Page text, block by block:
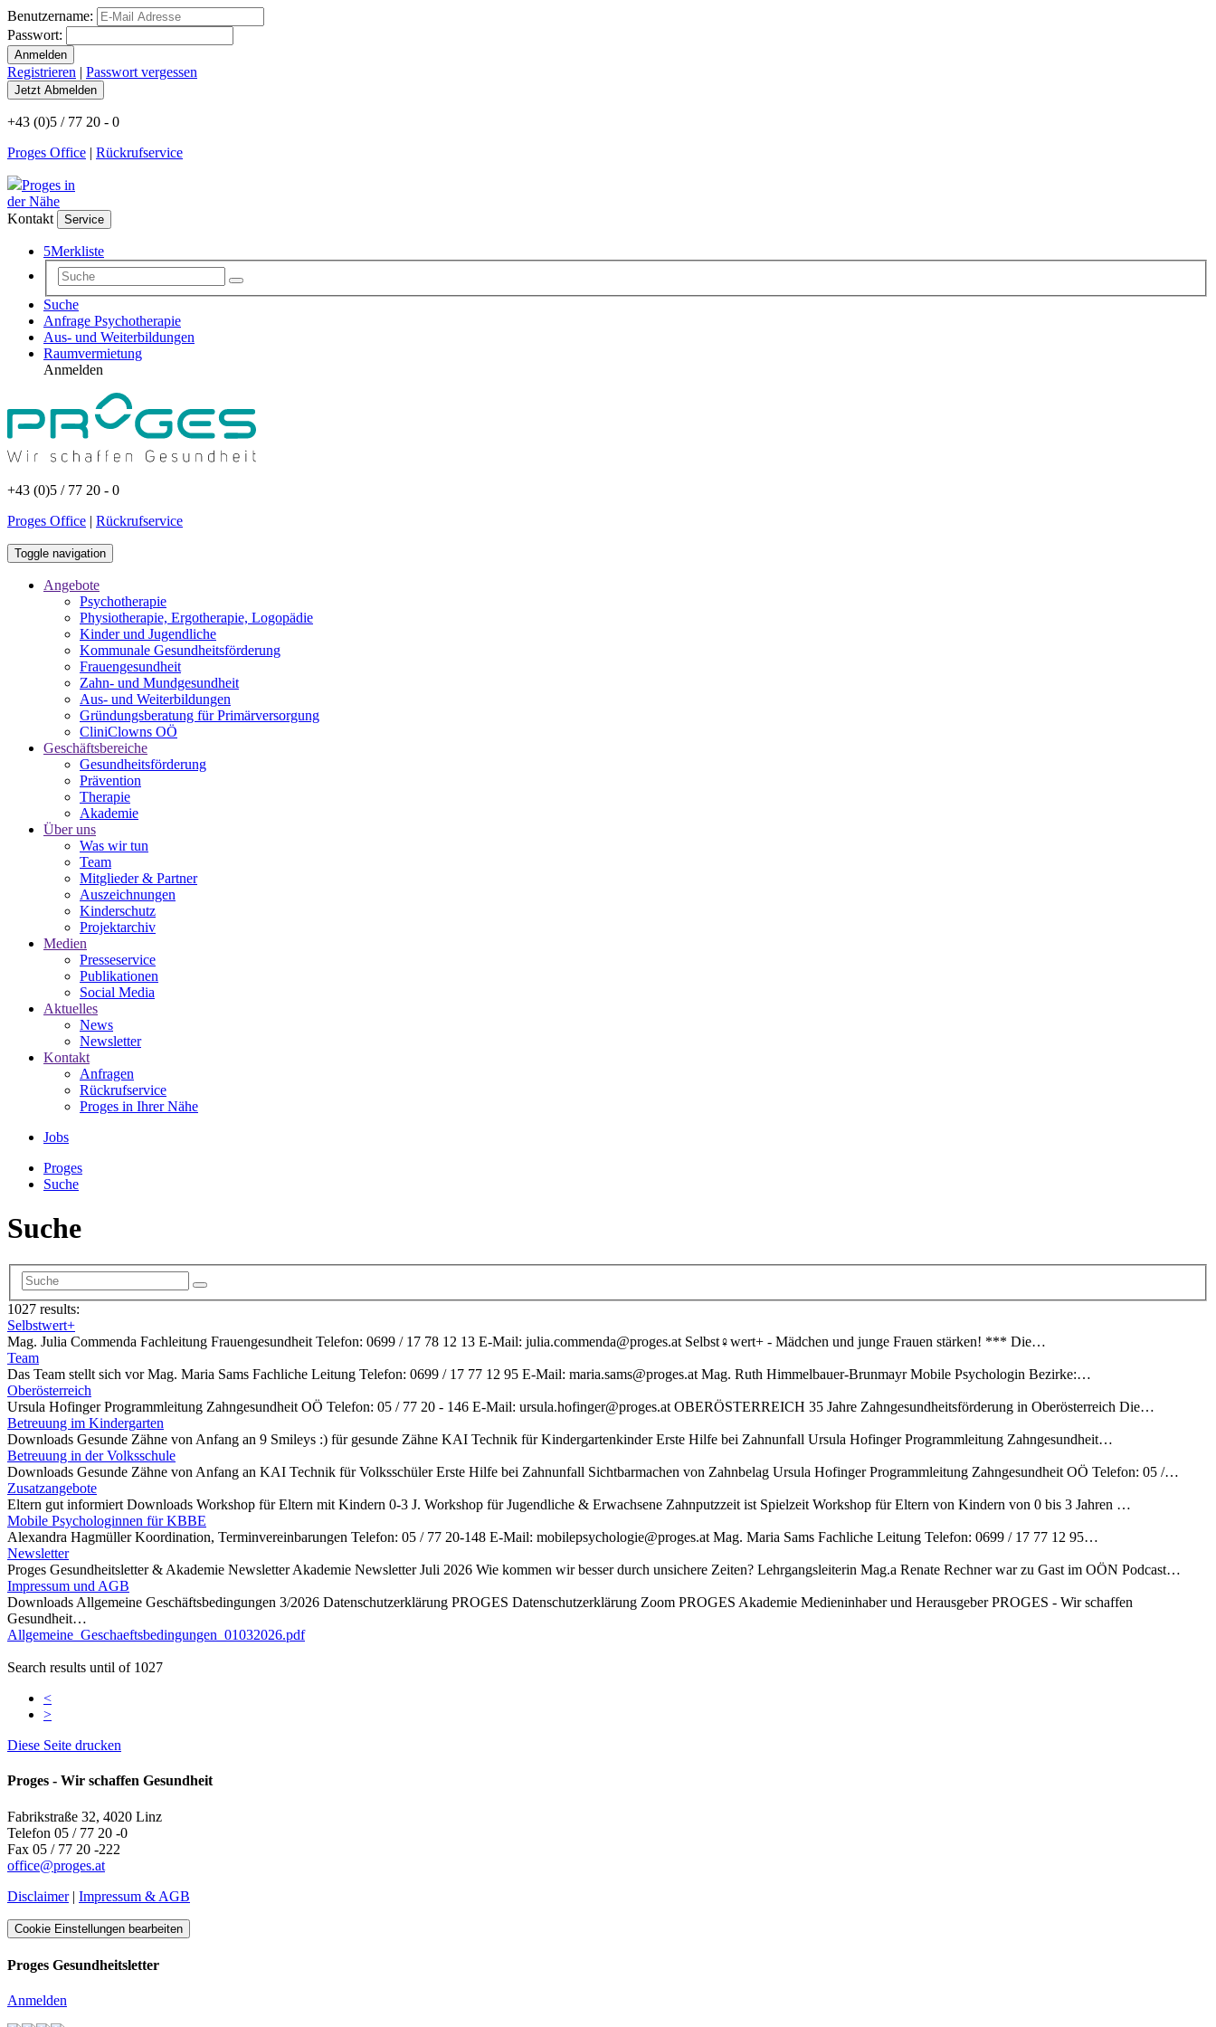
Benutzername:
Passwort:
Registrieren | Passwort vergessen
+43 (0)5 / 77 20 - 0
Proges Office | Rückrufservice
Proges in
der Nähe
Kontakt
Service
5Merkliste
Suche
Anfrage Psychotherapie
Aus- und Weiterbildungen
Raumvermietung
Anmelden
+43 (0)5 / 77 20 - 0
Proges Office | Rückrufservice
Toggle navigation
Angebote
Psychotherapie
Physiotherapie, Ergotherapie, Logopädie
Kinder und Jugendliche
Kommunale Gesundheitsförderung
Frauengesundheit
Zahn- und Mundgesundheit
Aus- und Weiterbildungen
Gründungsberatung für Primärversorgung
CliniClowns OÖ
Geschäftsbereiche
Gesundheitsförderung
Prävention
Therapie
Akademie
Über uns
Was wir tun
Team
Mitglieder & Partner
Auszeichnungen
Kinderschutz
Projektarchiv
Medien
Presseservice
Publikationen
Social Media
Aktuelles
News
Newsletter
Kontakt
Anfragen
Rückrufservice
Proges in Ihrer Nähe
Jobs
Proges
Suche
Suche
1027 results:
Selbstwert+
Mag. Julia Commenda Fachleitung Frauengesundheit Telefon: 0699 / 17 78 12 13 E-Mail: julia.commenda@proges.at Selbst♀wert+ - Mädchen und junge Frauen stärken! *** Die…
Team
Das Team stellt sich vor Mag. Maria Sams Fachliche Leitung Telefon: 0699 / 17 77 12 95 E-Mail: maria.sams@proges.at Mag. Ruth Himmelbauer-Brunmayr Mobile Psychologin Bezirke:…
Oberösterreich
Ursula Hofinger Programmleitung Zahngesundheit OÖ Telefon: 05 / 77 20 - 146 E-Mail: ursula.hofinger@proges.at OBERÖSTERREICH 35 Jahre Zahngesundheitsförderung in Oberösterreich Die…
Betreuung im Kindergarten
Downloads Gesunde Zähne von Anfang an 9 Smileys :) für gesunde Zähne KAI Technik für Kindergartenkinder Erste Hilfe bei Zahnunfall Ursula Hofinger Programmleitung Zahngesundheit…
Betreuung in der Volksschule
Downloads Gesunde Zähne von Anfang an KAI Technik für Volksschüler Erste Hilfe bei Zahnunfall Sichtbarmachen von Zahnbelag Ursula Hofinger Programmleitung Zahngesundheit OÖ Telefon: 05 /…
Zusatzangebote
Eltern gut informiert Downloads Workshop für Eltern mit Kindern 0-3 J. Workshop für Jugendliche & Erwachsene Zahnputzzeit ist Spielzeit Workshop für Eltern von Kindern von 0 bis 3 Jahren …
Mobile Psychologinnen für KBBE
Alexandra Hagmüller Koordination, Terminvereinbarungen Telefon: 05 / 77 20-148 E-Mail: mobilepsychologie@proges.at Mag. Maria Sams Fachliche Leitung Telefon: 0699 / 17 77 12 95…
Newsletter
Proges Gesundheitsletter & Akademie Newsletter Akademie Newsletter Juli 2026 Wie kommen wir besser durch unsichere Zeiten? Lehrgangsleiterin Mag.a Renate Rechner war zu Gast im OÖN Podcast…
Impressum und AGB
Downloads Allgemeine Geschäftsbedingungen 3/2026 Datenschutzerklärung PROGES Datenschutzerklärung Zoom PROGES Akademie Medieninhaber und Herausgeber PROGES - Wir schaffen
Gesundheit…
Allgemeine_Geschaeftsbedingungen_01032026.pdf
Search results until of 1027
<
>
Diese Seite drucken
Proges - Wir schaffen Gesundheit
Fabrikstraße 32, 4020 Linz
Telefon 05 / 77 20 -0
Fax 05 / 77 20 -222
office@proges.at
Disclaimer| Impressum & AGB
Cookie Einstellungen bearbeiten
Proges Gesundheitsletter
Anmelden